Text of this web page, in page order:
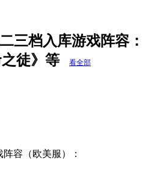
三档入库游戏阵容：
之徒》等
看全部
容（欧美服）：